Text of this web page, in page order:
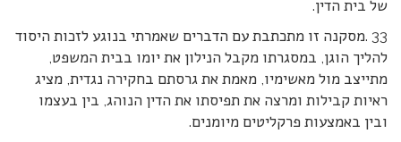
של בית הדין.
33 .מסקנה זו מתכתבת עם הדברים שאמרתי בנוגע לזכות היסוד
להליך הוגן, במסגרתו מקבל הנילון את יומו בבית המשפט,
מתייצב מול מאשימיו, מאמת את גרסתם בחקירה נגדית, מציג
ראיות קבילות ומרצה את תפיסתו את הדין הנוהג, בין בעצמו
ובין באמצעות פרקליטים מיומנים.